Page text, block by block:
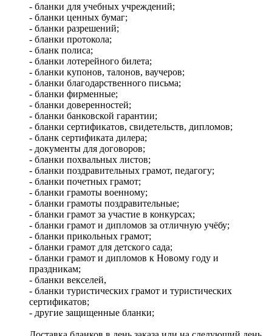
- бланки для учебных учреждений;
- бланки ценных бумаг;
- бланки разрешений;
- бланки протокола;
- бланк полиса;
- бланки лотерейного билета;
- бланки купонов, талонов, ваучеров;
- бланки благодарственного письма;
- бланки фирменные;
- бланки доверенностей;
- бланки банковской гарантии;
- бланки сертификатов, свидетельств, дипломов;
- бланк сертификата дилера;
- документы для договоров;
- бланки похвальных листов;
- бланки поздравительных грамот, педагогу;
- бланки почетных грамот;
- бланки грамоты военному;
- бланки грамоты поздравительные;
- бланки грамот за участие в конкурсах;
- бланки грамот и дипломов за отличную учёбу;
- бланки прикольных грамот;
- бланки грамот для детского сада;
- бланки грамот и дипломов к Новому году и
праздникам;
- бланки векселей,
- бланки туристических грамот и туристических
сертификатов;
- другие защищенные бланки;